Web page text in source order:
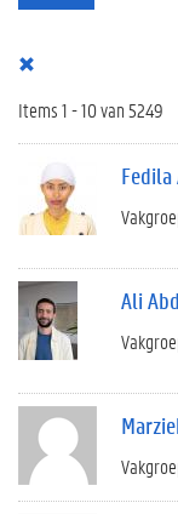
Items 1 - 10 van 5249
Ali